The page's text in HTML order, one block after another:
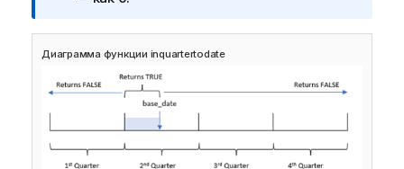
е
ч
н
е
Диаграмма функции inquartertodate